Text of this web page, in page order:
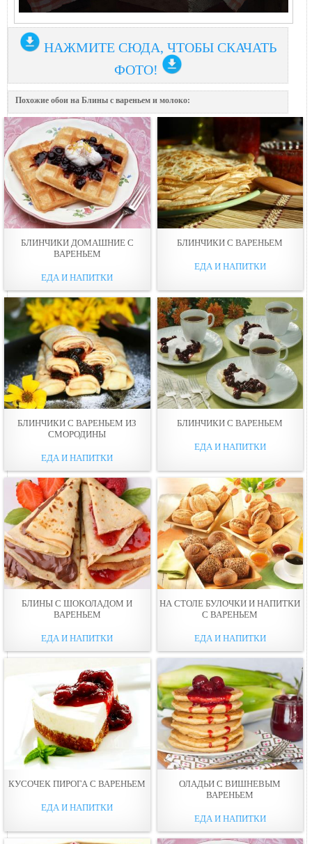
НАЖМИТЕ СЮДА, ЧТОБЫ СКАЧАТЬ
ФОТО!
Похожие обои на Блины с вареньем и молоко:
БЛИНЧИКИ ДОМАШНИЕ С
ВАРЕНЬЕМ
ЕДА И НАПИТКИ
БЛИНЧИКИ С ВАРЕНЬЕМ
ЕДА И НАПИТКИ
БЛИНЧИКИ С ВАРЕНЬЕМ ИЗ
СМОРОДИНЫ
ЕДА И НАПИТКИ
БЛИНЧИКИ С ВАРЕНЬЕМ
ЕДА И НАПИТКИ
БЛИНЫ С ШОКОЛАДОМ И
ВАРЕНЬЕМ
ЕДА И НАПИТКИ
НА СТОЛЕ БУЛOЧКИ И НАПИТКИ
С ВАРЕНЬЕМ
ЕДА И НАПИТКИ
КУСОЧЕК ПИРОГА С ВАРЕНЬЕМ
ЕДА И НАПИТКИ
ОЛАДЬИ С ВИШНЕВЫМ
ВАРЕНЬЕМ
ЕДА И НАПИТКИ